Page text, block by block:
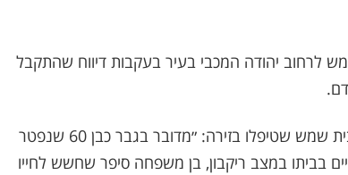
לרחוב יהודה המכבי בעיר בעקבות דיווח שהתקבל
יוסף חיים האוזי ואשר אייזנבך מתנדבי זק״א צוות בית שמש שטיפלו בזירה: ״מדובר בגבר כבן 60 שנפטר
בביתו במצב ריקבון, בן משפחה סיפר שחשש לחייו